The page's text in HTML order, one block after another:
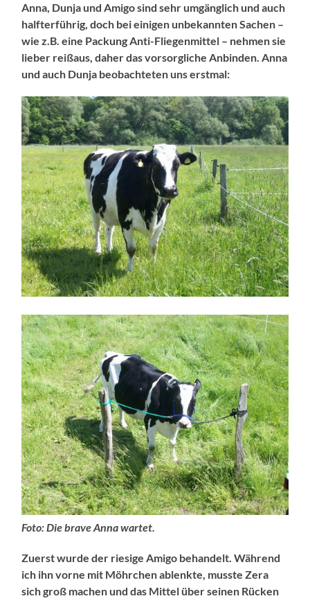
Anna, Dunja und Amigo sind sehr umgänglich und auch
halfterführig, doch bei einigen unbekannten Sachen –
wie z.B. eine Packung Anti-Fliegenmittel – nehmen sie
lieber reißaus, daher das vorsorgliche Anbinden. Anna
und auch Dunja beobachteten uns erstmal:
Foto: Die brave Anna wartet.
Zuerst wurde der riesige Amigo behandelt. Während
ich ihn vorne mit Möhrchen ablenkte, musste Zera
sich groß machen und das Mittel über seinen Rücken